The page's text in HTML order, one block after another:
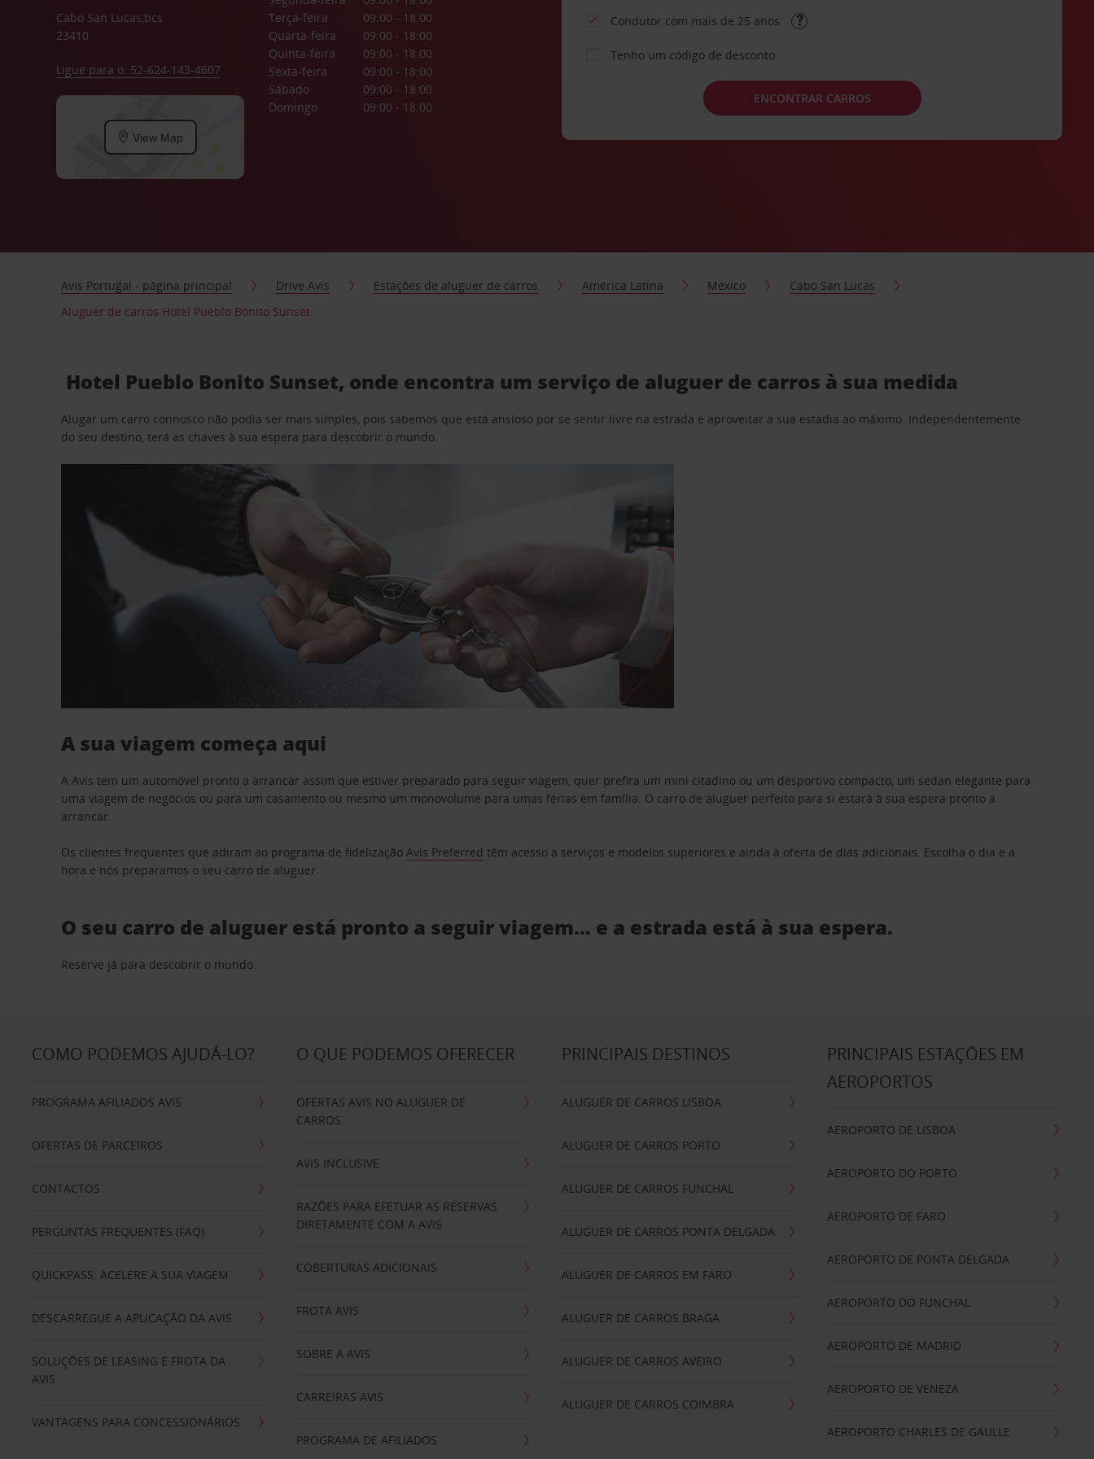
Cabo San Lucas,bcs
23410
Ligue para o: 52-624-143-4607
View Map
Terça-feira
09:00 - 18:00
Quarta-feira
09:00 - 18:00
Quinta-feira
09:00 - 18:00
Sexta-feira
09:00 - 18:00
Sábado
09:00 - 18:00
Domingo
09:00 - 18:00
Condutor com mais de 25 anos
Tenho um código de desconto
ENCONTRAR CARROS
Avis Portugal - página principal Drive Avis Estações de aluguer de carros América Latina México
Cabo San Lucas
Aluguer de carros Hotel Pueblo Bonito Sunset
Hotel Pueblo Bonito Sunset, onde encontra um serviço de aluguer de carros à sua medida
Alugar um carro connosco não podia ser mais simples, pois sabemos que está ansioso por se sentir livre na estrada e aproveitar a sua estadia ao máximo. Independentemente
do seu destino, terá as chaves à sua espera para descobrir o mundo.
A sua viagem começa aqui
A Avis tem um automóvel pronto a arrancar assim que estiver preparado para seguir viagem, quer prefira um mini citadino ou um desportivo compacto, um sedan elegante para
uma viagem de negócios ou para um casamento ou mesmo um monovolume para umas férias em família. O carro de aluguer perfeito para si estará à sua espera pronto a
arrancar.
Os clientes frequentes que adiram ao programa de fidelizaçãoAvis Preferred têm acesso a serviços e modelos superiores e ainda à oferta de dias adicionais. Escolha o dia e a
hora e nós preparamos o seu carro de aluguer.
O seu carro de aluguer está pronto a seguir viagem… e a estrada está à sua espera.
Reserve já para descobrir o mundo.
COMO PODEMOS AJUDÁ-LO?
PROGRAMA AFILIADOS AVIS
OFERTAS DE PARCEIROS
CONTACTOS
PERGUNTAS FREQUENTES (FAQ)
QUICKPASS: ACELERE A SUA VIAGEM
DESCARREGUE A APLICAÇÃO DA AVIS
SOLUÇÕES DE LEASING E FROTA DA
AVIS
VANTAGENS PARA CONCESSIONÁRIOS
O QUE PODEMOS OFERECER
OFERTAS AVIS NO ALUGUER DE
CARROS
AVIS INCLUSIVE
RAZÕES PARA EFETUAR AS RESERVAS
DIRETAMENTE COM A AVIS
COBERTURAS ADICIONAIS
FROTA AVIS
SOBRE A AVIS
CARREIRAS AVIS
PROGRAMA DE AFILIADOS
PRINCIPAIS DESTINOS
ALUGUER DE CARROS LISBOA
ALUGUER DE CARROS PORTO
ALUGUER DE CARROS FUNCHAL
ALUGUER DE CARROS PONTA DELGADA
ALUGUER DE CARROS EM FARO
ALUGUER DE CARROS BRAGA
ALUGUER DE CARROS AVEIRO
ALUGUER DE CARROS COIMBRA
PRINCIPAIS ESTAÇÕES EM
AEROPORTOS
AEROPORTO DE LISBOA
AEROPORTO DO PORTO
AEROPORTO DE FARO
AEROPORTO DE PONTA DELGADA
AEROPORTO DO FUNCHAL
AEROPORTO DE MADRID
AEROPORTO DE VENEZA
AEROPORTO CHARLES DE GAULLE